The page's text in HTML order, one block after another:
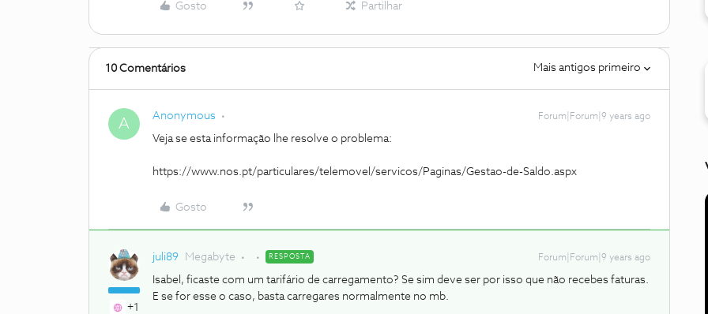
Gosto Partilhar
10 Comentários Mais antigos primeiro
A Anonymous Forum|Forum|9 years ago
Veja se esta informação lhe resolve o problema:
https://www.nos.pt/particulares/telemovel/servicos/Paginas/Gestao-de-Saldo.aspx
Gosto
+1
juli89 Megabyte RESPOSTA Forum|Forum|9 years ago
Isabel, ficaste com um tarifário de carregamento? Se sim deve ser por isso que não recebes faturas.
E se for esse o caso, basta carregares normalmente no mb.